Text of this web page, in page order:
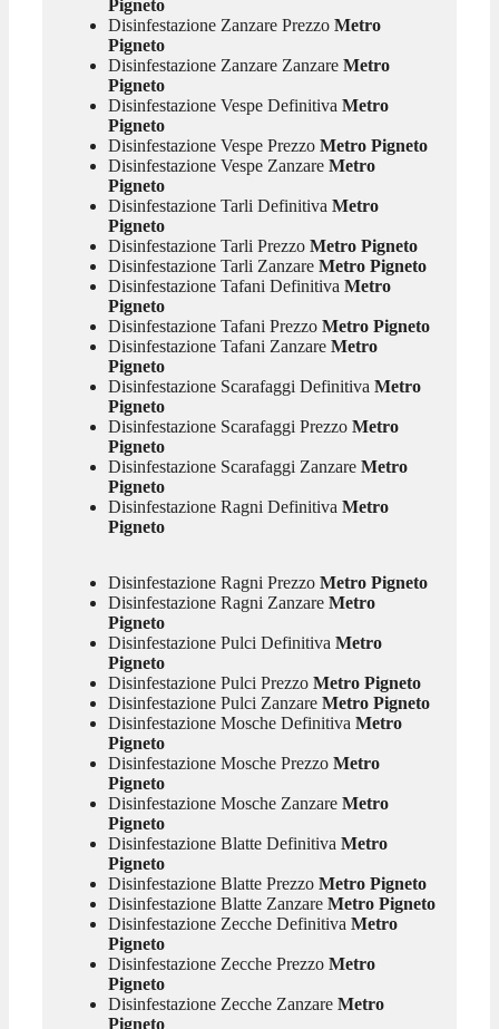
Pigneto
Disinfestazione Zanzare PrezzoMetro
Pigneto
Disinfestazione Zanzare ZanzareMetro
Pigneto
Disinfestazione Vespe DefinitivaMetro
Pigneto
Disinfestazione Vespe PrezzoMetro Pigneto
Disinfestazione Vespe ZanzareMetro
Pigneto
Disinfestazione Tarli DefinitivaMetro
Pigneto
Disinfestazione Tarli PrezzoMetro Pigneto
Disinfestazione Tarli ZanzareMetro Pigneto
Disinfestazione Tafani DefinitivaMetro
Pigneto
Disinfestazione Tafani PrezzoMetro Pigneto
Disinfestazione Tafani ZanzareMetro
Pigneto
Disinfestazione Scarafaggi DefinitivaMetro
Pigneto
Disinfestazione Scarafaggi PrezzoMetro
Pigneto
Disinfestazione Scarafaggi ZanzareMetro
Pigneto
Disinfestazione Ragni DefinitivaMetro
Pigneto
Disinfestazione Ragni PrezzoMetro Pigneto
Disinfestazione Ragni ZanzareMetro
Pigneto
Disinfestazione Pulci DefinitivaMetro
Pigneto
Disinfestazione Pulci PrezzoMetro Pigneto
Disinfestazione Pulci ZanzareMetro Pigneto
Disinfestazione Mosche DefinitivaMetro
Pigneto
Disinfestazione Mosche PrezzoMetro
Pigneto
Disinfestazione Mosche ZanzareMetro
Pigneto
Disinfestazione Blatte DefinitivaMetro
Pigneto
Disinfestazione Blatte PrezzoMetro Pigneto
Disinfestazione Blatte ZanzareMetro Pigneto
Disinfestazione Zecche DefinitivaMetro
Pigneto
Disinfestazione Zecche PrezzoMetro
Pigneto
Disinfestazione Zecche ZanzareMetro
Pigneto